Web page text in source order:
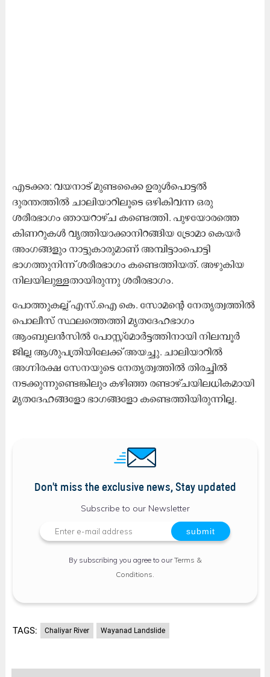
എടക്കര: വയനാട് മുണ്ടക്കൈ ഉരുള്‍പൊട്ടല്‍
ദുരന്തത്തില്‍ ചാലിയാറിലൂടെ ഒഴികിവന്ന ഒരു
ശരീരഭാഗം ഞായറാഴ്ച കണ്ടെത്തി. പുഴയോരത്തെ
കിണറുകള്‍ വൃത്തിയാക്കാനിറങ്ങിയ ട്രോമാ കെയര്‍
അംഗങ്ങളും നാട്ടുകാരുമാണ് അമ്പിട്ടാംപൊട്ടി
ഭാഗത്തുനിന്ന് ശരീരഭാഗം കണ്ടെത്തിയത്. അഴുകിയ
നിലയിലുള്ളതായിരുന്നു ശരീരഭാഗം.
പോത്തുകല്ല് എസ്.ഐ കെ. സോമന്റെ നേതൃത്വത്തില്‍
പൊലീസ് സ്ഥലത്തെത്തി മൃതദേഹഭാഗം
ആംബുലന്‍സില്‍ പോസ്റ്റ്മോര്‍ട്ടത്തിനായി നിലമ്പൂര്‍
ജില്ല ആശുപത്രിയിലേക്ക് അയച്ചു. ചാലിയാറില്‍
അഗ്നിരക്ഷ സേനയുടെ നേതൃത്വത്തില്‍ തിരച്ചില്‍
നടക്കുന്നുണ്ടെങ്കിലും കഴിഞ്ഞ രണ്ടാഴ്ചയിലധികമായി
മൃതദേഹങ്ങളോ ഭാഗങ്ങളോ കണ്ടെത്തിയിരുന്നില്ല.
Don't miss the exclusive news, Stay updated
Subscribe to our Newsletter
By subscribing you agree to ourTerms &
Conditions.
TAGS: Chaliyar River Wayanad Landslide